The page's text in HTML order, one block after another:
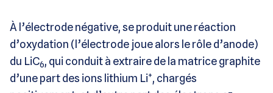
À l’électrode négative, se produit une réaction
d’oxydation (l’électrode joue alors le rôle d’anode)
du LiC6, qui conduit à extraire de la matrice graphite
d’une part des ions lithium Li+, chargés